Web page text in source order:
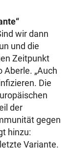
wir dann
und die
Zeitpunkt
Aberle. „Auch
Die
der
gegen
hinzu:
Variante.